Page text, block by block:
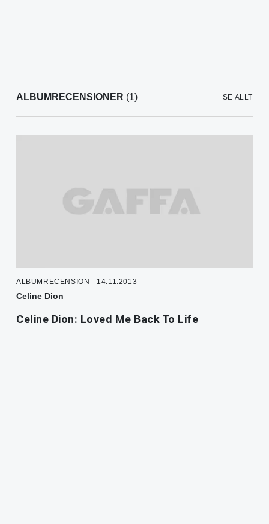
ALBUMRECENSIONER (1) SE ALLT
ALBUMRECENSION - 14.11.2013
Celine Dion
Celine Dion: Loved Me Back To Life